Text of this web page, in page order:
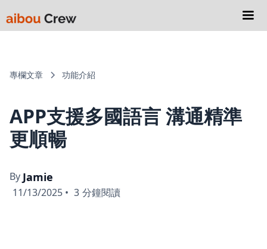
專欄文章 功能介紹
APP支援多國語言 溝通精準
更順暢
By Jamie
11/13/2025 • 3 分鐘閱讀